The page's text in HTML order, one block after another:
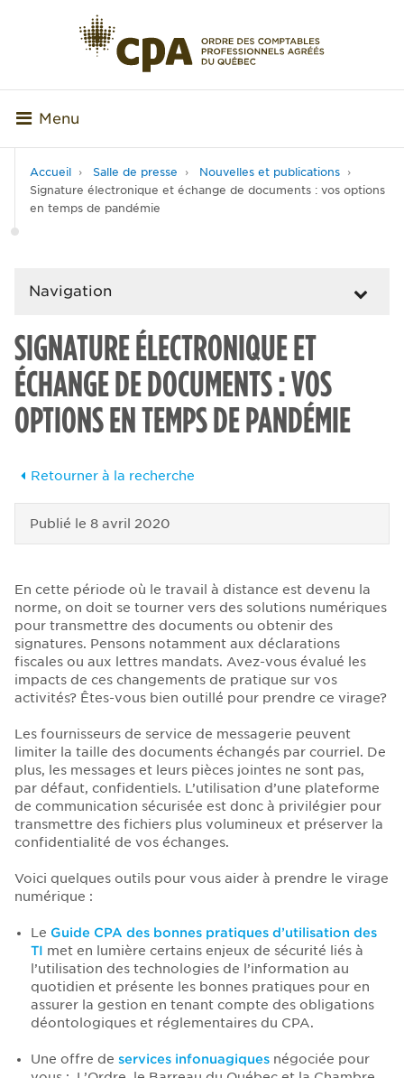
Menu
Accueil Salle de presse
Nouvelles et publications
Signature électronique et échange de documents : vos options
en temps de pandémie
Navigation
SIGNATURE ÉLECTRONIQUE ET
ÉCHANGE DE DOCUMENTS : VOS
OPTIONS EN TEMPS DE PANDÉMIE
Retourner à la recherche
Publié le 8 avril 2020
En cette période où le travail à distance est devenu la
norme, on doit se tourner vers des solutions numériques
pour transmettre des documents ou obtenir des
signatures. Pensons notamment aux déclarations
fiscales ou aux lettres mandats. Avez-vous évalué les
impacts de ces changements de pratique sur vos
activités? Êtes-vous bien outillé pour prendre ce virage?
Les fournisseurs de service de messagerie peuvent
limiter la taille des documents échangés par courriel. De
plus, les messages et leurs pièces jointes ne sont pas,
par défaut, confidentiels. L’utilisation d’une plateforme
de communication sécurisée est donc à privilégier pour
transmettre des fichiers plus volumineux et préserver la
confidentialité de vos échanges.
Voici quelques outils pour vous aider à prendre le virage
numérique :
Le Guide CPA des bonnes pratiques d’utilisation des
TI met en lumière certains enjeux de sécurité liés à
l’utilisation des technologies de l’information au
quotidien et présente les bonnes pratiques pour en
assurer la gestion en tenant compte des obligations
déontologiques et réglementaires du CPA.
Une offre de services infonuagiquesnégociée pour